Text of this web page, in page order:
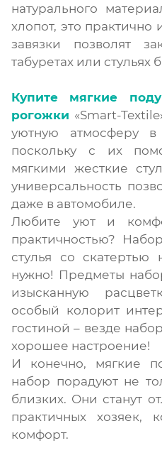
натурального
хлопот, это практично
завязки позволят
табуретах или стульях
Купите мягкие
рогожки «Smart-
уютную атмосферу
поскольку с их
мягкими жесткие
универсальность
даже в автомобиле.
Любите уют и
практичностью?
стулья со
нужно! Предметы
изысканную
особый колорит
гостиной – везде
хорошее настроение!
И конечно, мягкие
набор порадуют не
близких. Они станут
практичных хозяек,
комфорт.